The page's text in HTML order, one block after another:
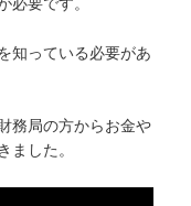
知っている必要があ
務局の方からお金や
した。